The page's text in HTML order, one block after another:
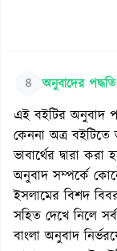
৪ অনুবাদের পদ্ধতি
এই বইটির অনুবাদ
কেননা অত্র বইটিতে
ভাবার্থের দ্বারা
অনুবাদ সম্পর্কে
ইসলামের বিশদ
সহিত দেখে নিলে
বাংলা অনুবাদ